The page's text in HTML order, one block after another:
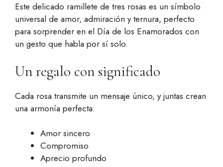
Este delicado ramillete de tres rosas es un símbolo
universal de amor, admiración y ternura, perfecto
para sorprender en el Día de los Enamorados con
un gesto que habla por sí solo.
Un regalo con significado
Cada rosa transmite un mensaje único, y juntas crean
una armonía perfecta:
Amor sincero
Compromiso
Aprecio profundo